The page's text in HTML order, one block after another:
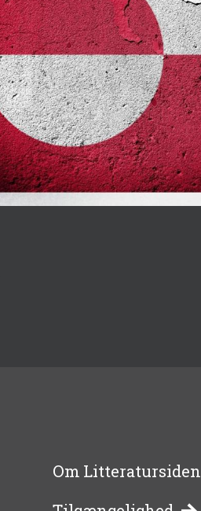
-
Om Litteratursiden